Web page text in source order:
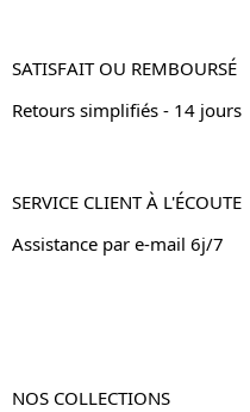
SATISFAIT OU REMBOURSÉ
Retours simplifiés - 14 jours
SERVICE CLIENT À L'ÉCOUTE
Assistance par e-mail 6j/7
NOS COLLECTIONS